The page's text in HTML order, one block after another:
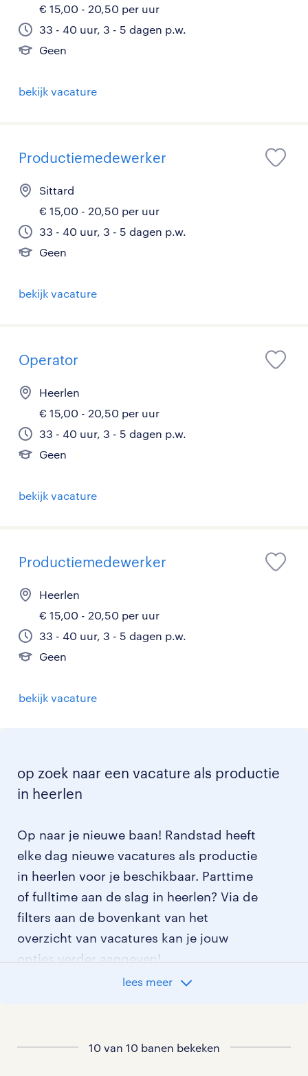
€ 15,00 - 20,50 per uur
33 - 40 uur, 3 - 5 dagen p.w.
Geen
bekijk vacature
Productiemedewerker
Sittard
€ 15,00 - 20,50 per uur
33 - 40 uur, 3 - 5 dagen p.w.
Geen
bekijk vacature
Operator
Heerlen
€ 15,00 - 20,50 per uur
33 - 40 uur, 3 - 5 dagen p.w.
Geen
bekijk vacature
Productiemedewerker
Heerlen
€ 15,00 - 20,50 per uur
33 - 40 uur, 3 - 5 dagen p.w.
Geen
bekijk vacature
op zoek naar een vacature als productie
in heerlen
Op naar je nieuwe baan! Randstad heeft
elke dag nieuwe vacatures als productie
in heerlen voor je beschikbaar. Parttime
of fulltime aan de slag in heerlen? Via de
filters aan de bovenkant van het
overzicht van vacatures kan je jouw
opties verder aangeven!
lees meer
10 van 10 banen bekeken